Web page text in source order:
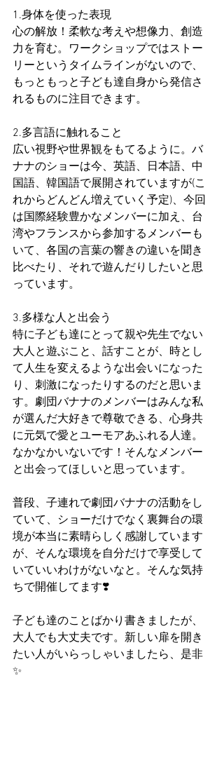
1.身体を使った表現
心の解放！柔軟な考えや想像力、創造
力を育む。ワークショップではストー
リーというタイムラインがないので、
もっともっと子ども達自身から発信さ
れるものに注目できます。
2.多言語に触れること
広い視野や世界観をもてるように。バ
ナナのショーは今、英語、日本語、中
国語、韓国語で展開されていますが(こ
れからどんどん増えていく予定)、今回
は国際経験豊かなメンバーに加え、台
湾やフランスから参加するメンバーも
いて、各国の言葉の響きの違いを聞き
比べたり、それで遊んだりしたいと思
っています。
3.多様な人と出会う
特に子ども達にとって親や先生でない
大人と遊ぶこと、話すことが、時とし
て人生を変えるような出会いになった
り、刺激になったりするのだと思いま
す。劇団バナナのメンバーはみんな私
が選んだ大好きで尊敬できる、心身共
に元気で愛とユーモアあふれる人達。
なかなかいないです！そんなメンバー
と出会ってほしいと思っています。
普段、子連れで劇団バナナの活動をし
ていて、ショーだけでなく裏舞台の環
境が本当に素晴らしく感謝しています
が、そんな環境を自分だけで享受して
いていいわけがないなと。そんな気持
ちで開催してます❣️
子ども達のことばかり書きましたが、
大人でも大丈夫です。新しい扉を開き
たい人がいらっしゃいましたら、是非
✨